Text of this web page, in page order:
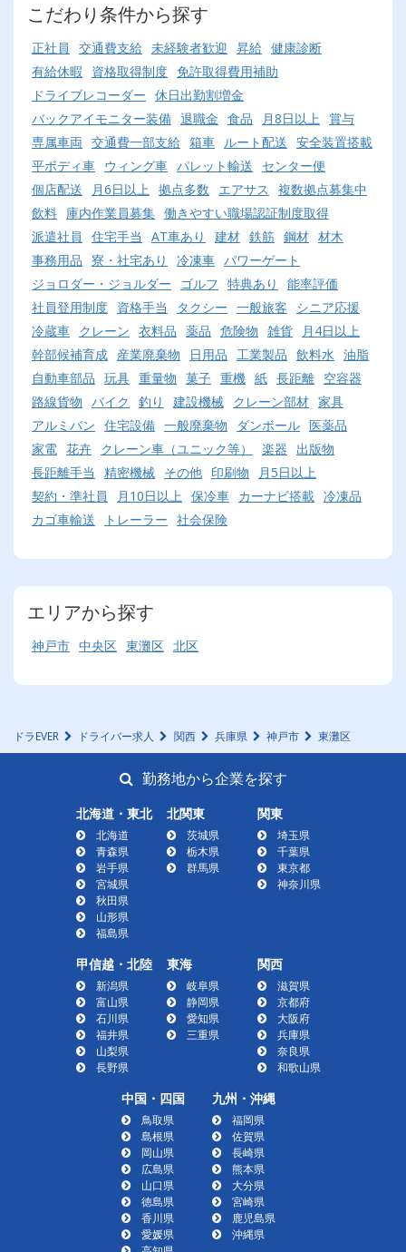
こだわり条件から探す
正社員 交通費支給 未経験者歓迎 昇給 健康診断
有給休暇
資格取得制度 免許取得費用補助
ドライブレコーダー 休日出勤割増金
バックアイモニター装備 退職金 食品 月8日以上 賞与
専属車両 交通費一部支給 箱車 ルート配送 安全装置搭載
平ボディ車 ウィング車 パレット輸送
センター便
個店配送
月6日以上 拠点多数 エアサス
複数拠点募集中
飲料 庫内作業員募集 働きやすい職場認証制度取得
派遣社員
住宅手当 AT車あり 建材 鉄筋 鋼材 材木
事務用品 寮・社宅あり 冷凍車 パワーゲート
ジョロダー・ジョルダー
ゴルフ 特典あり
能率評価
社員登用制度 資格手当 タクシー 一般旅客
シニア応援
冷蔵車 クレーン 衣料品 薬品 危険物 雑貨
月4日以上
幹部候補育成 産業廃棄物 日用品 工業製品 飲料水 油脂
自動車部品 玩具 重量物 菓子 重機 紙 長距離 空容器
路線貨物 バイク 釣り 建設機械 クレーン部材 家具
アルミバン 住宅設備 一般廃棄物 ダンボール 医薬品
家電 花卉 クレーン車（ユニック等） 楽器
出版物
長距離手当
精密機械 その他 印刷物
月5日以上
契約・準社員
月10日以上 保冷車 カーナビ搭載 冷凍品
カゴ車輸送
トレーラー 社会保険
エリアから探す
神戸市 中央区 東灘区 北区
ドラEVER ドライバー求人 関西 兵庫県 神戸市 東灘区
勤務地から企業を探す
北海道・東北
北海道
青森県
岩手県
宮城県
秋田県
山形県
福島県
北関東
茨城県
栃木県
群馬県
関東
埼玉県
千葉県
東京都
神奈川県
甲信越・北陸
新潟県
富山県
石川県
福井県
山梨県
長野県
東海
岐阜県
静岡県
愛知県
三重県
関西
滋賀県
京都府
大阪府
兵庫県
奈良県
和歌山県
中国・四国
鳥取県
島根県
岡山県
広島県
山口県
徳島県
香川県
愛媛県
九州・沖縄
福岡県
佐賀県
長崎県
熊本県
大分県
宮崎県
鹿児島県
沖縄県